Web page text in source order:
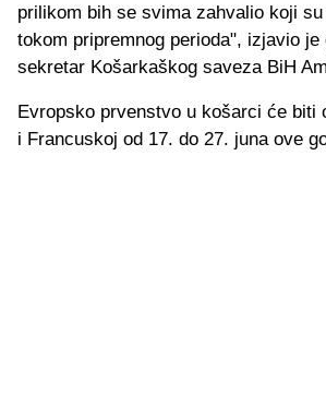
prilikom bih se svima zahvalio koji su
tokom pripremnog perioda", izjavio je
sekretar Košarkaškog saveza BiH
Evropsko prvenstvo u košarci će biti
i Francuskoj od 17. do 27. juna ove